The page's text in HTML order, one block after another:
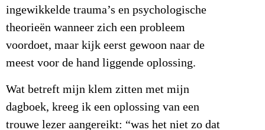
ingewikkelde trauma’s en psychologische
theorieën wanneer zich een probleem
voordoet, maar kijk eerst gewoon naar de
meest voor de hand liggende oplossing.
Wat betreft mijn klem zitten met mijn
dagboek, kreeg ik een oplossing van een
trouwe lezer aangereikt: “was het niet zo dat